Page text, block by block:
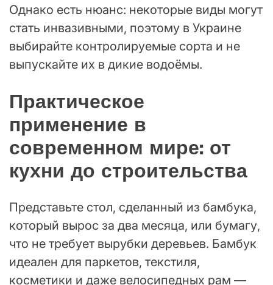
Однако есть нюанс: некоторые виды могут
стать инвазивными, поэтому в Украине
выбирайте контролируемые сорта и не
выпускайте их в дикие водоёмы.
Практическое
применение в
современном мире: от
кухни до строительства
Представьте стол, сделанный из бамбука,
который вырос за два месяца, или бумагу,
что не требует вырубки деревьев. Бамбук
идеален для паркетов, текстиля,
косметики и даже велосипедных рам —